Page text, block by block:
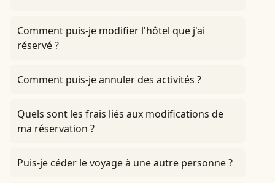
Comment puis-je modifier l'hôtel que j'ai
réservé ?
Comment puis-je annuler des activités ?
Quels sont les frais liés aux modifications de
ma réservation ?
Puis-je céder le voyage à une autre personne ?